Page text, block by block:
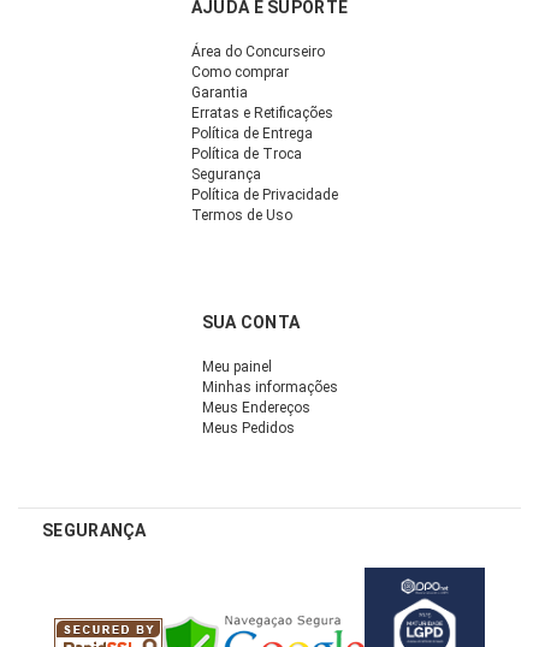
AJUDA E SUPORTE
Área do Concurseiro
Como comprar
Garantia
Erratas e Retificações
Política de Entrega
Política de Troca
Segurança
Política de Privacidade
Termos de Uso
SUA CONTA
Meu painel
Minhas informações
Meus Endereços
Meus Pedidos
SEGURANÇA